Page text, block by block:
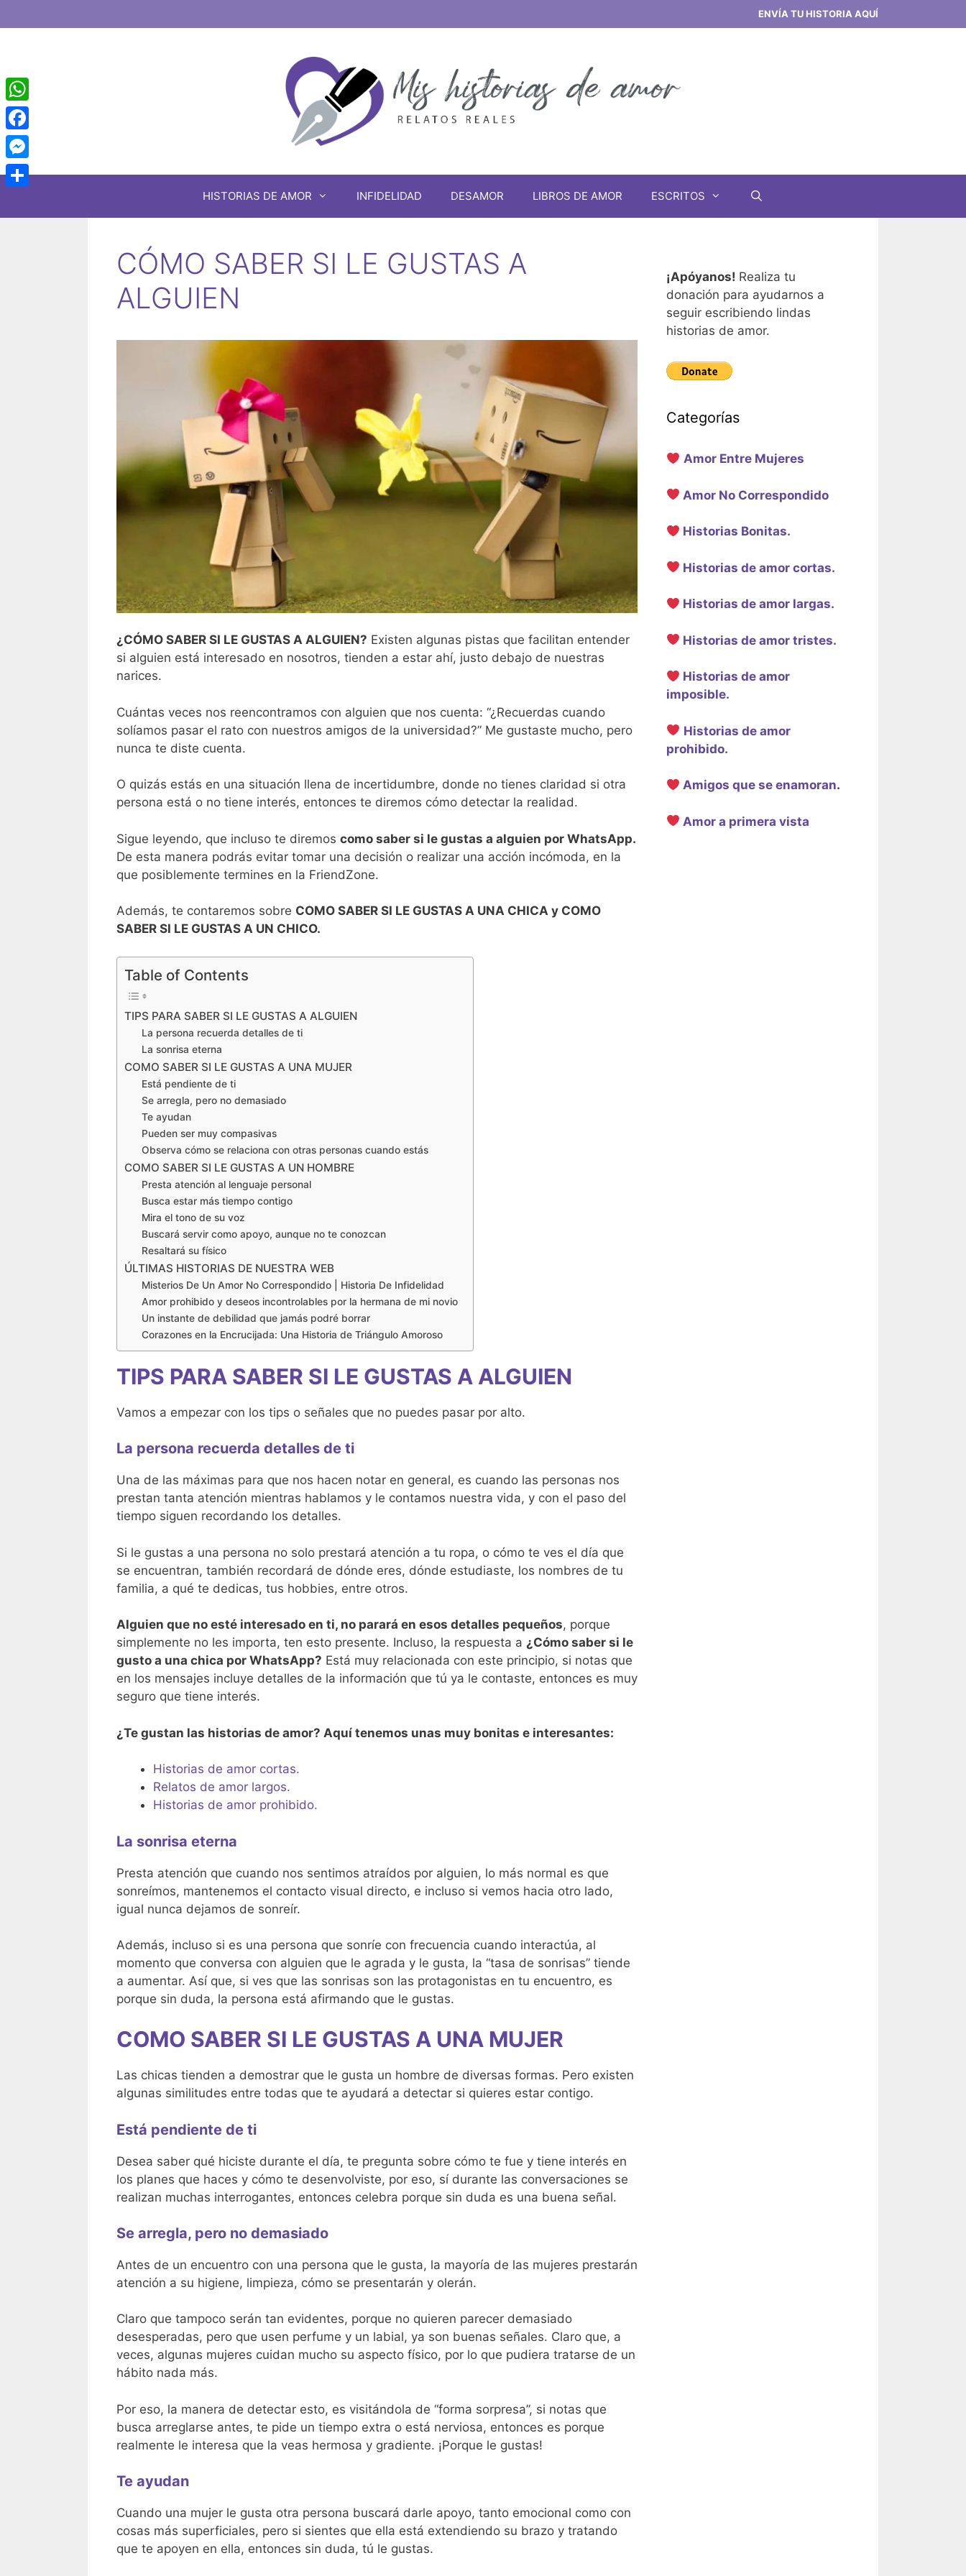
al
ENVÍA TU HISTORIA AQUÍ
HISTORIAS DE AMOR INFIDELIDAD DESAMOR LIBROS DE AMOR ESCRITOS
CÓMO SABER SI LE GUSTAS A
ALGUIEN
¿CÓMO SABER SI LE GUSTAS A ALGUIEN? Existen algunas pistas que facilitan entender
si alguien está interesado en nosotros, tienden a estar ahí, justo debajo de nuestras
narices.
Cuántas veces nos reencontramos con alguien que nos cuenta: “¿Recuerdas cuando
solíamos pasar el rato con nuestros amigos de la universidad?” Me gustaste mucho, pero
nunca te diste cuenta.
O quizás estás en una situación llena de incertidumbre, donde no tienes claridad si otra
persona está o no tiene interés, entonces te diremos cómo detectar la realidad.
Sigue leyendo, que incluso te diremos como saber si le gustas a alguien por WhatsApp.
De esta manera podrás evitar tomar una decisión o realizar una acción incómoda, en la
que posiblemente termines en la FriendZone.
Además, te contaremos sobre COMO SABER SI LE GUSTAS A UNA CHICA y COMO
SABER SI LE GUSTAS A UN CHICO.
Table of Contents
TIPS PARA SABER SI LE GUSTAS A ALGUIEN
La persona recuerda detalles de ti
La sonrisa eterna
COMO SABER SI LE GUSTAS A UNA MUJER
Está pendiente de ti
Se arregla, pero no demasiado
Te ayudan
Pueden ser muy compasivas
Observa cómo se relaciona con otras personas cuando estás
COMO SABER SI LE GUSTAS A UN HOMBRE
Presta atención al lenguaje personal
Busca estar más tiempo contigo
Mira el tono de su voz
Buscará servir como apoyo, aunque no te conozcan
Resaltará su físico
ÚLTIMAS HISTORIAS DE NUESTRA WEB
Misterios De Un Amor No Correspondido | Historia De Infidelidad
Amor prohibido y deseos incontrolables por la hermana de mi novio
Un instante de debilidad que jamás podré borrar
Corazones en la Encrucijada: Una Historia de Triángulo Amoroso
TIPS PARA SABER SI LE GUSTAS A ALGUIEN
Vamos a empezar con los tips o señales que no puedes pasar por alto.
La persona recuerda detalles de ti
Una de las máximas para que nos hacen notar en general, es cuando las personas nos
prestan tanta atención mientras hablamos y le contamos nuestra vida, y con el paso del
tiempo siguen recordando los detalles.
Si le gustas a una persona no solo prestará atención a tu ropa, o cómo te ves el día que
se encuentran, también recordará de dónde eres, dónde estudiaste, los nombres de tu
familia, a qué te dedicas, tus hobbies, entre otros.
Alguien que no esté interesado en ti, no parará en esos detalles pequeños, porque
simplemente no les importa, ten esto presente. Incluso, la respuesta a ¿Cómo saber si le
gusto a una chica por WhatsApp? Está muy relacionada con este principio, si notas que
en los mensajes incluye detalles de la información que tú ya le contaste, entonces es muy
seguro que tiene interés.
¿Te gustan las historias de amor? Aquí tenemos unas muy bonitas e interesantes:
Historias de amor cortas.
Relatos de amor largos.
Historias de amor prohibido.
La sonrisa eterna
Presta atención que cuando nos sentimos atraídos por alguien, lo más normal es que
sonreímos, mantenemos el contacto visual directo, e incluso si vemos hacia otro lado,
igual nunca dejamos de sonreír.
Además, incluso si es una persona que sonríe con frecuencia cuando interactúa, al
momento que conversa con alguien que le agrada y le gusta, la “tasa de sonrisas” tiende
a aumentar. Así que, si ves que las sonrisas son las protagonistas en tu encuentro, es
porque sin duda, la persona está afirmando que le gustas.
COMO SABER SI LE GUSTAS A UNA MUJER
Las chicas tienden a demostrar que le gusta un hombre de diversas formas. Pero existen
algunas similitudes entre todas que te ayudará a detectar si quieres estar contigo.
Está pendiente de ti
Desea saber qué hiciste durante el día, te pregunta sobre cómo te fue y tiene interés en
los planes que haces y cómo te desenvolviste, por eso, sí durante las conversaciones se
realizan muchas interrogantes, entonces celebra porque sin duda es una buena señal.
Se arregla, pero no demasiado
Antes de un encuentro con una persona que le gusta, la mayoría de las mujeres prestarán
atención a su higiene, limpieza, cómo se presentarán y olerán.
Claro que tampoco serán tan evidentes, porque no quieren parecer demasiado
desesperadas, pero que usen perfume y un labial, ya son buenas señales. Claro que, a
veces, algunas mujeres cuidan mucho su aspecto físico, por lo que pudiera tratarse de un
hábito nada más.
Por eso, la manera de detectar esto, es visitándola de “forma sorpresa”, si notas que
busca arreglarse antes, te pide un tiempo extra o está nerviosa, entonces es porque
realmente le interesa que la veas hermosa y gradiente. ¡Porque le gustas!
Te ayudan
Cuando una mujer le gusta otra persona buscará darle apoyo, tanto emocional como con
cosas más superficiales, pero si sientes que ella está extendiendo su brazo y tratando
que te apoyen en ella, entonces sin duda, tú le gustas.
¡Apóyanos! Realiza tu
donación para ayudarnos a
seguir escribiendo lindas
historias de amor.
Categorías
Amor Entre Mujeres
Amor No Correspondido
Historias Bonitas.
Historias de amor cortas.
Historias de amor largas.
Historias de amor tristes.
Historias de amor
imposible.
Historias de amor
prohibido.
Amigos que se enamoran.
Amor a primera vista
WhatsApp
Facebook
Messenger